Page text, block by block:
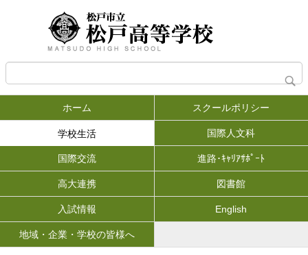
ホーム スクールポリシー
学校生活 国際人文科
国際交流 進路･ｷｬﾘｱｻﾎﾟｰﾄ
高大連携 図書館
入試情報 English
地域・企業・学校の皆様へ